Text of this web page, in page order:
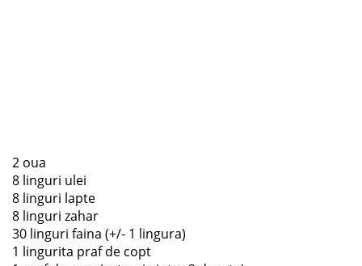
2 oua
8 linguri ulei
8 linguri lapte
8 linguri zahar
30 linguri faina (+/- 1 lingura)
1 lingurita praf de copt